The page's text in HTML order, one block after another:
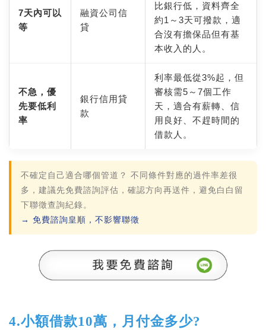
7天內可以
等
融資公司信
貸
比銀行低，資料齊全
約1～3天可撥款，適
合沒有擔保品但有基
本收入的人。
不急，優
先要低利
率
銀行信用貸
款
利率最低從3%起，但
審核需5～7個工作
天，適合有薪轉、信
用良好、不趕時間的
借款人。
不確定自己適合哪個管道？
不同條件對應的過件率差很
多，建議先免費諮詢評估，確認方向再送件，避免白白留
下聯徵查詢紀錄。
→ 免費諮詢皇順，不影響聯徵
4.小額借款10萬，月付金多少?